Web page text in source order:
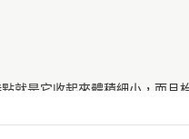
就是它收起來體積細小，而
就可以拉出1米3的枱用。這